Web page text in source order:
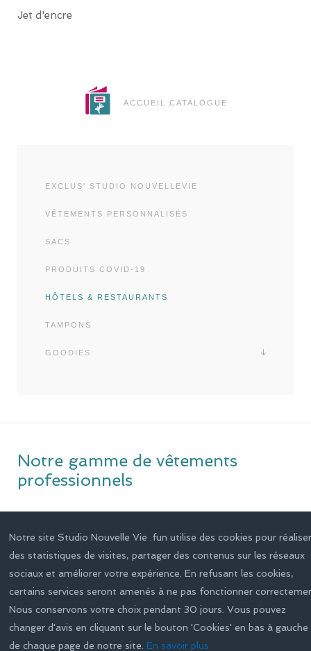
Jet d'encre
ACCUEIL CATALOGUE
EXCLUS' STUDIO NOUVELLEVIE
VÊTEMENTS PERSONNALISÉS
SACS
PRODUITS COVID-19
HÔTELS & RESTAURANTS
TAMPONS
GOODIES
Notre gamme de vêtements
professionnels
Notre site Studio Nouvelle Vie .fun utilise des cookies pour
des statistiques de visites, partager des contenus sur les réseaux
sociaux et améliorer votre expérience. En refusant les cookies,
certains services seront amenés à ne pas fonctionner
Nous conservons votre choix pendant 30 jours. Vous pouvez
changer d'avis en cliquant sur le bouton 'Cookies' en bas à gauche
de chaque page de notre site.En savoir plus